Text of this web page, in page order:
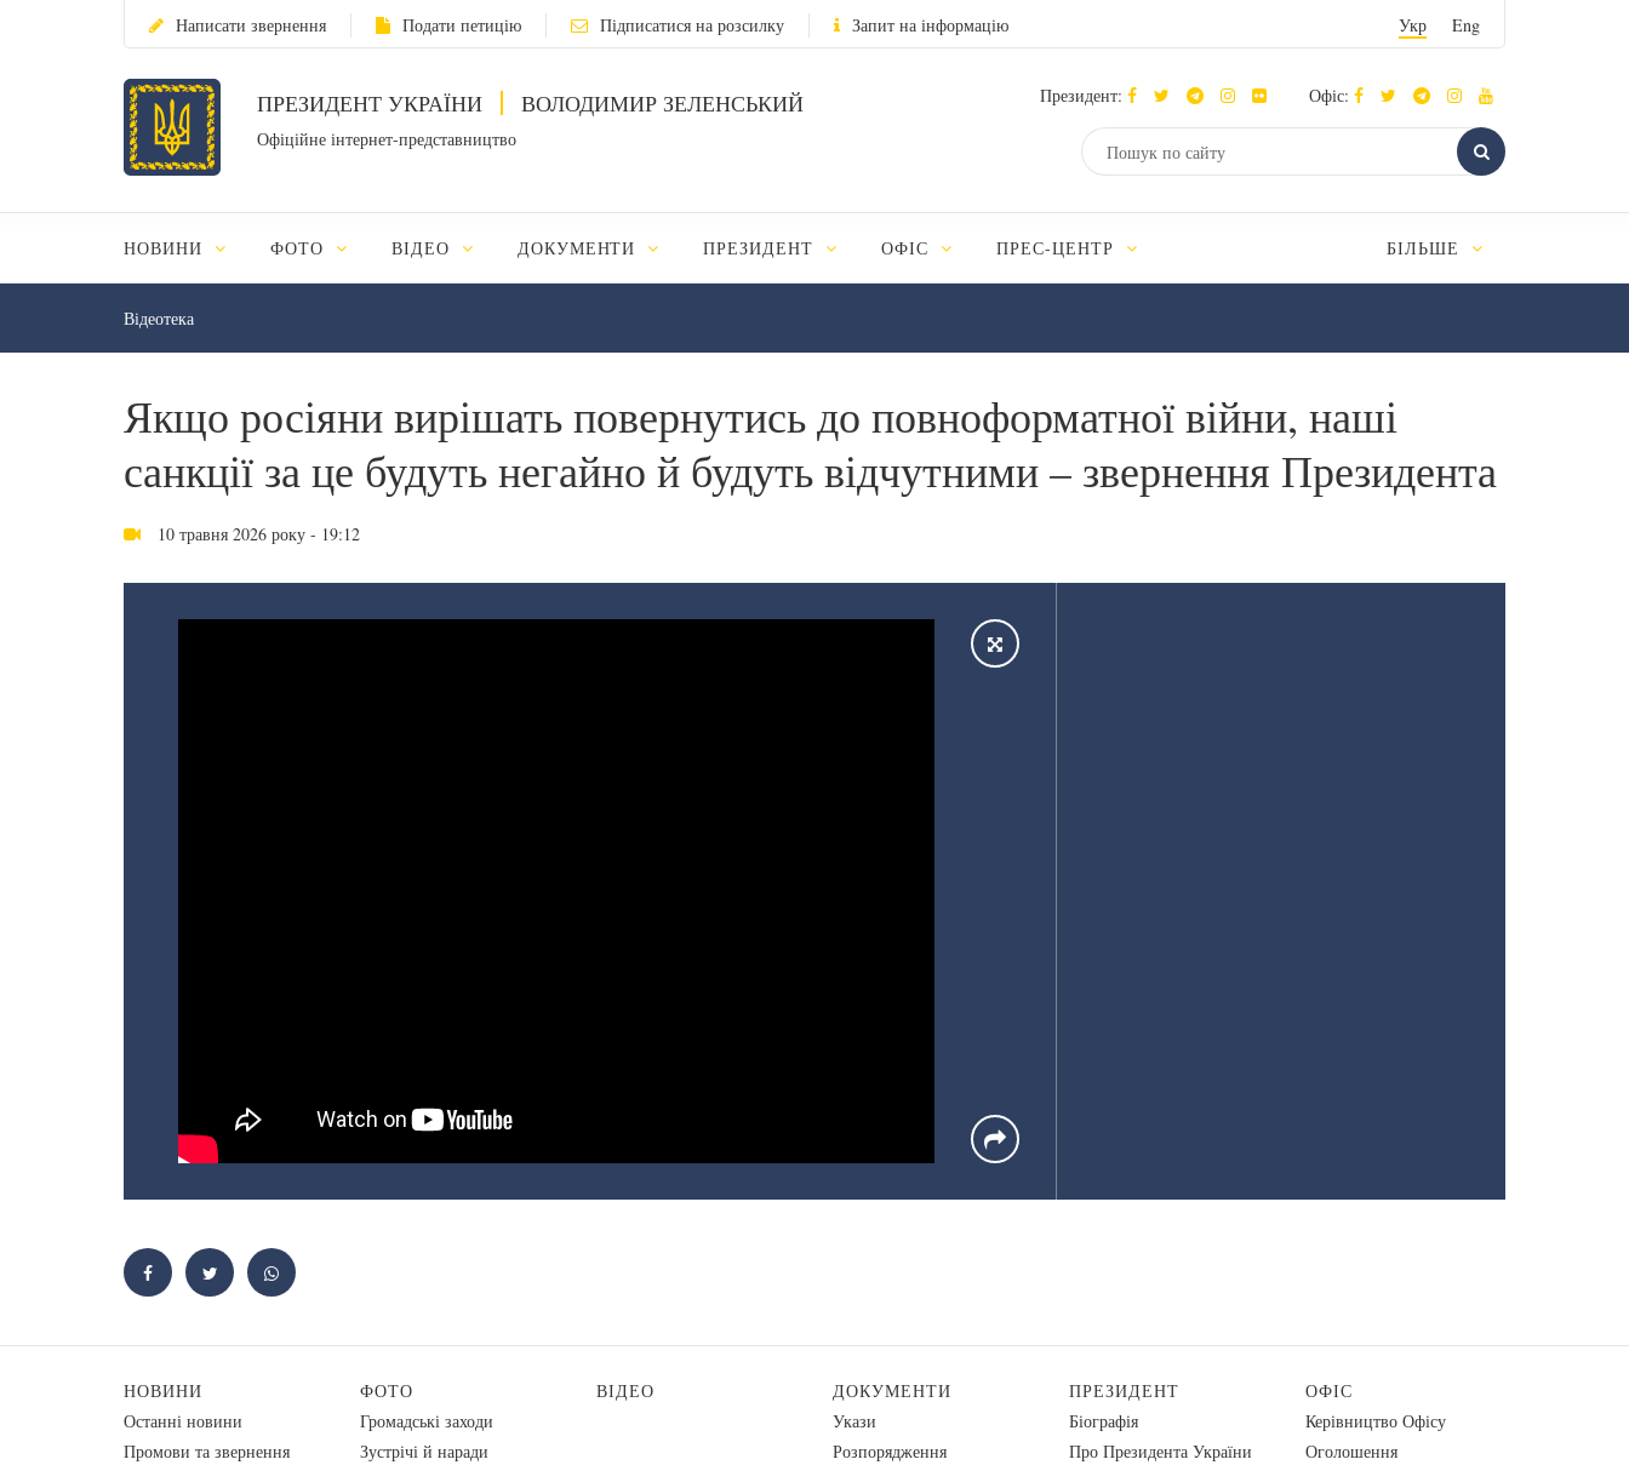
Написати звернення Подати петицію Підписатися на розсилку Запит на інформацію Укр Eng
ПРЕЗИДЕНТ УКРАЇНИ ВОЛОДИМИР ЗЕЛЕНСЬКИЙ
Офіційне інтернет-представництво
Президент: Офіс:
НОВИНИ ФОТО ВІДЕО ДОКУМЕНТИ ПРЕЗИДЕНТ ОФІС ПРЕС-ЦЕНТР БІЛЬШЕ
Відеотека
Якщо росіяни вирішать повернутись до повноформатної війни, наші
санкції за це будуть негайно й будуть відчутними – звернення Президента
10 травня 2026 року - 19:12
НОВИНИ
Останні новини
Промови та звернення
ФОТО
Громадські заходи
Зустрічі й наради
ВІДЕО
ДОКУМЕНТИ
Укази
Розпорядження
ПРЕЗИДЕНТ
Біографія
Про Президента України
ОФІС
Керівництво Офісу
Оголошення